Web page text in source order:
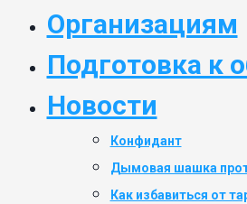
Организациям
Подготовка к
Новости
Конфидант
Дымовая шашка
Как избавиться от